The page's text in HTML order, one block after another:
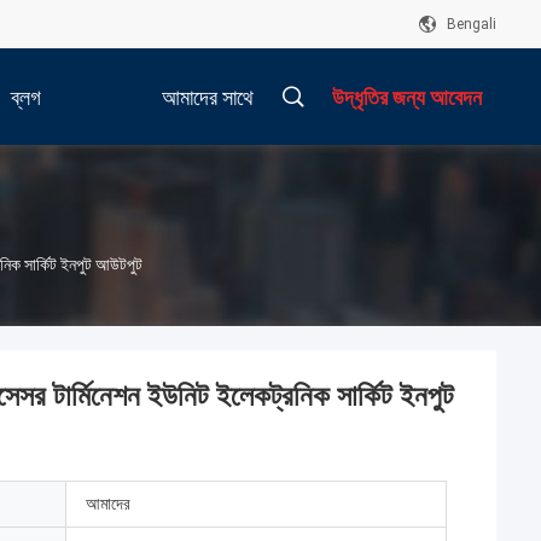
Bengali
ব্লগ আমাদের সাথে উদ্ধৃতির জন্য আবেদন
সার্কিট ইনপুট আউটপুট
ইউনিট ইলেকট্রনিক সার্কিট ইনপুট
আমাদের